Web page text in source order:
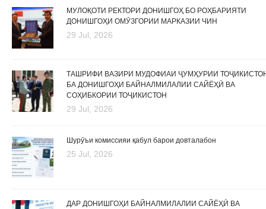
МУЛОҚОТИ РЕКТОРИ ДОНИШГОҲ БО РОҲБАРИЯТИ
ДОНИШГОҲИ ОМӮЗГОРИИ МАРКАЗИИ ЧИН
29 Jul, 2026
ТАШРИФИ ВАЗИРИ МУДОФИАИ ҶУМҲУРИИ
БА ДОНИШГОҲИ БАЙНАЛМИЛАЛИИ САЙЁҲӢ ВА
СОҲИБКОРИИ ТОҶИКИСТОН
29 Jul, 2026
Шурӯъи комиссияи қабул барои довталабон
25 Jul, 2026
ДАР ДОНИШГОҲИ БАЙНАЛМИЛАЛИИ САЙЁҲӢ ВА